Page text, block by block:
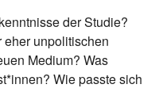
der Studie?
unpolitischen
Medium? Was
Wie passte sich